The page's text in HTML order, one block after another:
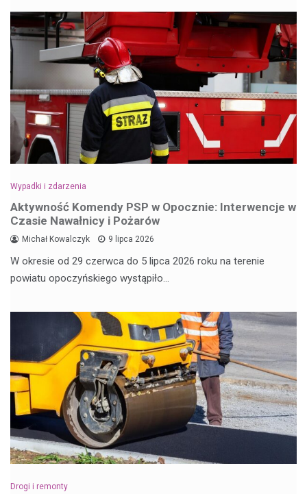
Wypadki i zdarzenia
Aktywność Komendy PSP w Opocznie: Interwencje w
Czasie Nawałnicy i Pożarów
Michał Kowalczyk 9 lipca 2026
W okresie od 29 czerwca do 5 lipca 2026 roku na terenie
powiatu opoczyńskiego wystąpiło…
Drogi i remonty